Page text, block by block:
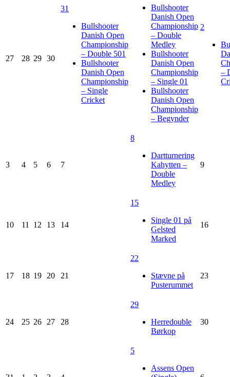
27 28 29 30
31
Bullshooter
Danish Open
Championship
– Double 501
Bullshooter
Danish Open
Championship
– Single
Cricket
Bullshooter
Danish Open
Championship
– Double
Medley
Bullshooter
Danish Open
Championship
– Single 01
Bullshooter
Danish Open
Championship
– Begynder
2
–
3 4 5 6 7
8
Dartturnering
Kahytten –
Double
Medley
9
10 11 12 13 14
15
Single 01 på
Gelsted
Marked
16
17 18 19 20 21
22
Stævne på
Pusterummet
23
24 25 26 27 28
29
Herredouble
Børkop
30
5
Assens Open